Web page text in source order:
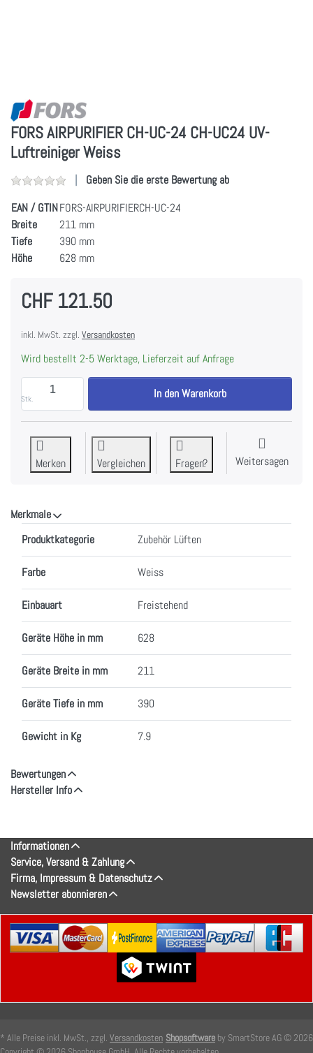
FORS AIRPURIFIER CH-UC-24 CH-UC24 UV-
Luftreiniger Weiss
Geben Sie die erste Bewertung ab
EAN / GTINFORS-AIRPURIFIERCH-UC-24
Breite
211 mm
Tiefe
390 mm
Höhe
628 mm
CHF 121.50
inkl. MwSt. zzgl. Versandkosten
Wird bestellt 2-5 Werktage, Lieferzeit auf Anfrage
Stk.
FORS AIRPURIFIER CH-UC-24 CH-UC24 UV-
In den Warenkorb
Merken Vergleichen Fragen? Weitersagen
Merkmale
Produktkategorie Zubehör Lüften
Farbe Weiss
Einbauart Freistehend
Geräte Höhe in mm 628
Geräte Breite in mm 211
Geräte Tiefe in mm 390
Gewicht in Kg 7.9
Bewertungen
Hersteller Info
Informationen
Service, Versand & Zahlung
Firma, Impressum & Datenschutz
Newsletter abonnieren
* Alle Preise inkl. MwSt., zzgl. Versandkosten Shopsoftware by SmartStore AG © 2026